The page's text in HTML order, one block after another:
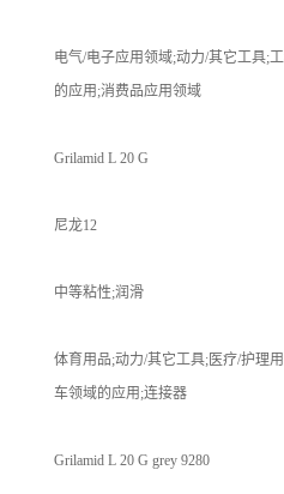
电气/电子应用领域;动力/其它工具;
的应用;消费品应用领域
Grilamid L 20 G
尼龙12
中等粘性;润滑
体育用品;动力/其它工具;医疗/护理
车领域的应用;连接器
Grilamid L 20 G grey 9280